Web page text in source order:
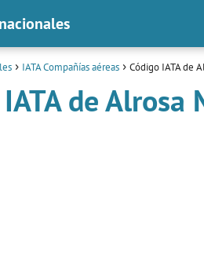
IATA Compañías aéreas Código IATA de
de